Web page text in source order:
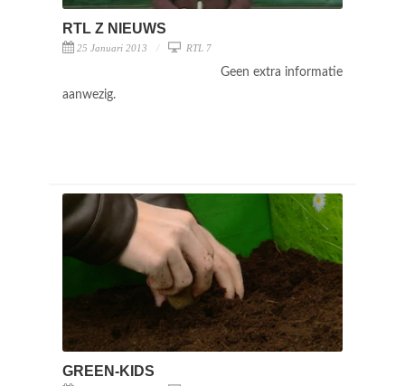
RTL Z NIEUWS
25 Januari 2013 RTL 7
Geen extra informatie
aanwezig.
GREEN-KIDS